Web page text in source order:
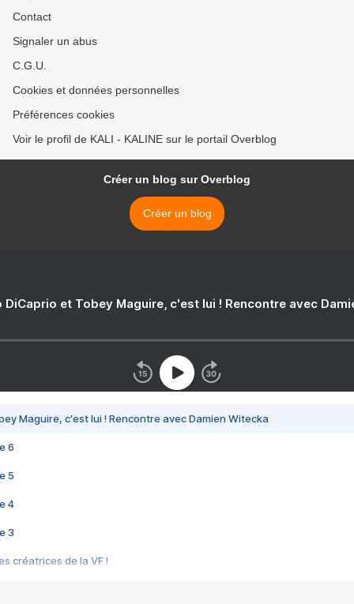
Contact
Signaler un abus
C.G.U.
Cookies et données personnelles
Préférences cookies
Voir le profil de KALI - KALINE sur le portail Overblog
Créer un blog sur Overblog
Créer un blog
DiCaprio et Tobey Maguire, c'est lui ! Rencontre avec
Maguire, c'est lui ! Rencontre avec Damien Witecka
6
5
4
3
créatrices de la VF !